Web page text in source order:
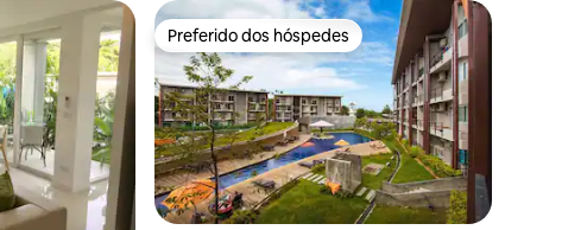
Preferido dos hóspedes
Preferido dos hóspedes